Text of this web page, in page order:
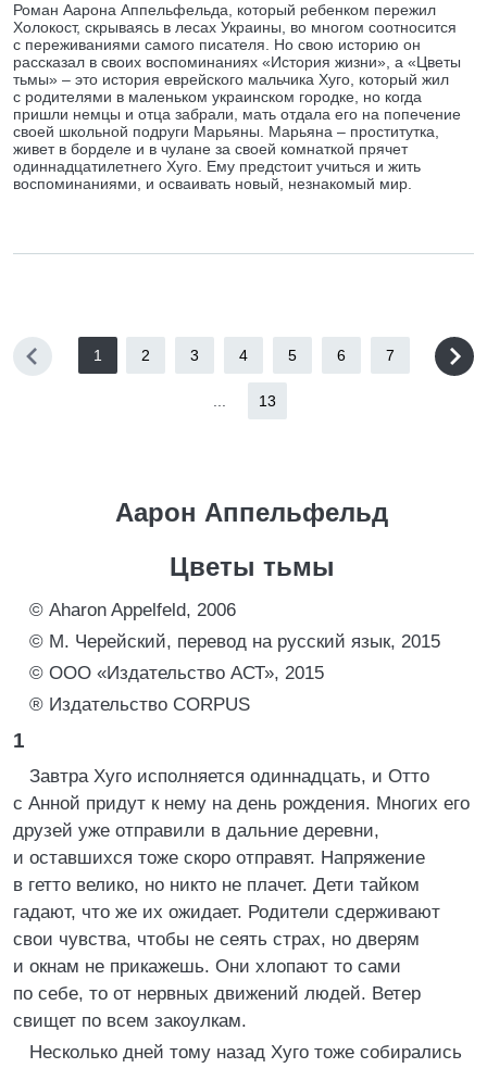
Роман Аарона Аппельфельда, который ребенком пережил
Холокост, скрываясь в лесах Украины, во многом соотносится
с переживаниями самого писателя. Но свою историю он
рассказал в своих воспоминаниях «История жизни», а «Цветы
тьмы» – это история еврейского мальчика Хуго, который жил
с родителями в маленьком украинском городке, но когда
пришли немцы и отца забрали, мать отдала его на попечение
своей школьной подруги Марьяны. Марьяна – проститутка,
живет в борделе и в чулане за своей комнаткой прячет
одиннадцатилетнего Хуго. Ему предстоит учиться и жить
воспоминаниями, и осваивать новый, незнакомый мир.
1 2 3 4 5 6 7
13
Аарон Аппельфельд
Цветы тьмы
© Aharon Appelfeld, 2006
© М. Черейский, перевод на русский язык, 2015
© ООО «Издательство АСТ», 2015
® Издательство CORPUS
1
Завтра Хуго исполняется одиннадцать, и Отто
с Анной придут к нему на день рождения. Многих его
друзей уже отправили в дальние деревни,
и оставшихся тоже скоро отправят. Напряжение
в гетто велико, но никто не плачет. Дети тайком
гадают, что же их ожидает. Родители сдерживают
свои чувства, чтобы не сеять страх, но дверям
и окнам не прикажешь. Они хлопают то сами
по себе, то от нервных движений людей. Ветер
свищет по всем закоулкам.
Несколько дней тому назад Хуго тоже собирались